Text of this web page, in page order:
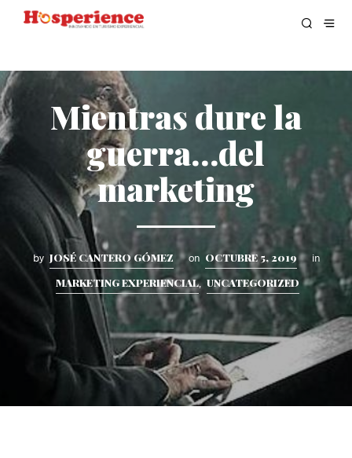
Mientras dure la
guerra…del
marketing
by JOSÉ CANTERO GÓMEZ on OCTUBRE 5, 2019 in
MARKETING EXPERIENCIAL, UNCATEGORIZED